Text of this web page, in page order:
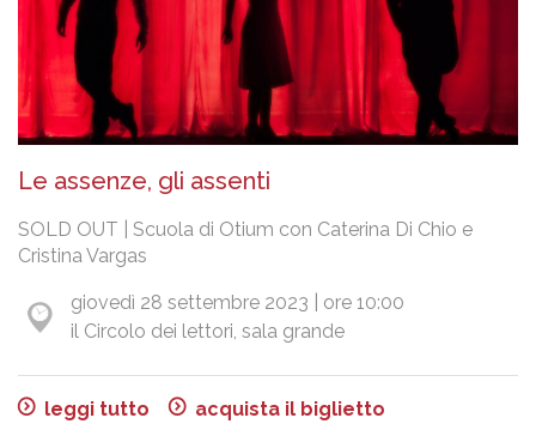
Le assenze, gli assenti
SOLD OUT | Scuola di Otium con Caterina Di Chio e
Cristina Vargas
giovedì 28 settembre 2023 | ore 10:00
il Circolo dei lettori, sala grande
leggi tutto acquista il biglietto